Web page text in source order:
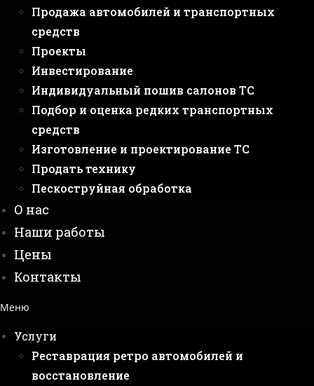
Продажа автомобилей и транспортных
средств
Проекты
Инвестирование
Индивидуальный пошив салонов ТС
Подбор и оценка редких транспортных
средств
Изготовление и проектирование ТС
Продать технику
Пескоструйная обработка
О нас
Наши работы
Цены
Контакты
Меню
Услуги
Реставрация ретро автомобилей и
восстановление